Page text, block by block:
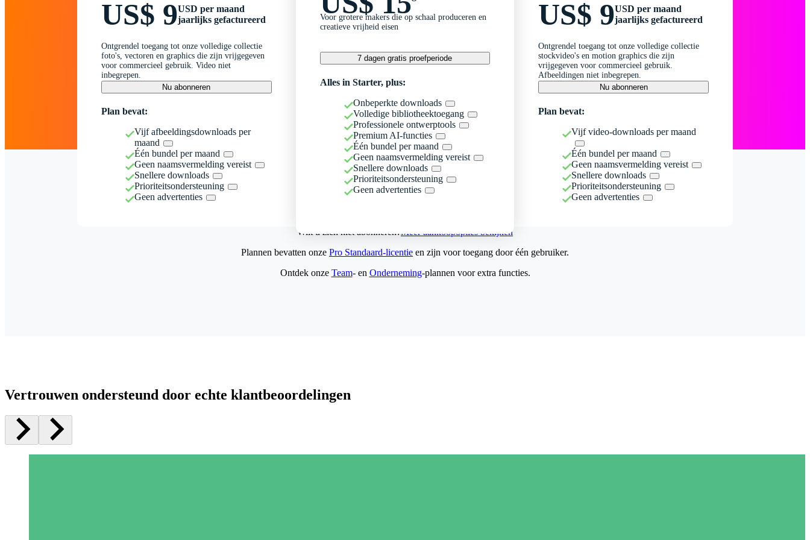
US$ 9USD per maand
jaarlijks gefactureerd
Ontgrendel toegang tot onze volledige collectie
foto's, vectoren en graphics die zijn vrijgegeven
voor commercieel gebruik. Video niet
inbegrepen.
Nu abonneren
Plan bevat:
Vijf afbeeldingsdownloads per
maand
Één bundel per maand
Geen naamsvermelding vereist
Snellere downloads
Prioriteitsondersteuning
Geen advertenties
Voor grotere makers die op schaal produceren en
creatieve vrijheid eisen
7 dagen gratis proefperiode
Alles in Starter, plus:
Onbeperkte downloads
Volledige bibliotheektoegang
Professionele ontwerptools
Premium AI-functies
Één bundel per maand
Geen naamsvermelding vereist
Snellere downloads
Prioriteitsondersteuning
Geen advertenties
US$ 9USD per maand
jaarlijks gefactureerd
Ontgrendel toegang tot onze volledige collectie
stockvideo's en motion graphics die zijn
vrijgegeven voor commercieel gebruik.
Afbeeldingen niet inbegrepen.
Nu abonneren
Plan bevat:
Vijf video-downloads per maand
Één bundel per maand
Geen naamsvermelding vereist
Snellere downloads
Prioriteitsondersteuning
Geen advertenties
Wilt u zich niet abonneren?Meer aankoopopties bekijken
Plannen bevatten onze Pro Standaard-licentie en zijn voor toegang door één gebruiker.
Ontdek onze Team- en Onderneming-plannen voor extra functies.
Vertrouwen ondersteund door echte klantbeoordelingen